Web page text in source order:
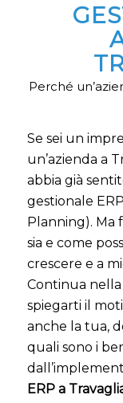
Perché
Se sei un
un’azienda a
abbia già
gestionale
Planning). Ma
sia e come
crescere e a
Continua
spiegarti il
anche la tua,
quali sono i
ERP a